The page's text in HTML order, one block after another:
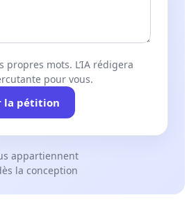
propres mots. L’IA rédigera
pour vous.
la pétition
appartiennent
la conception